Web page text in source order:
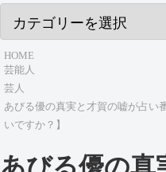
HOME
芸能人
芸人
あびる優の真実と才賀の嘘が占い
いですか？】
あびる優の真